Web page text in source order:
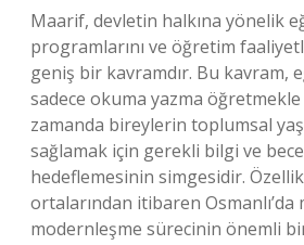
Maarif, devletin halkına yönelik
programlarını ve öğretim
geniş bir kavramdır. Bu kavram,
sadece okuma yazma öğretmekle
zamanda bireylerin toplumsal
sağlamak için gerekli bilgi ve
hedeflemesinin simgesidir.
ortalarından itibaren
modernleşme sürecinin önemli